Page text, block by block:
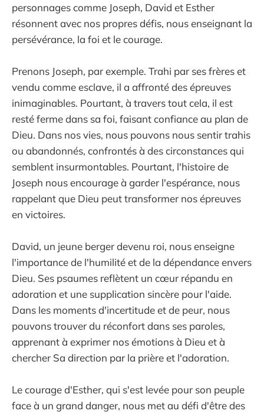
personnages comme Joseph, David et Esther
résonnent avec nos propres défis, nous enseignant la
persévérance, la foi et le courage.
Prenons Joseph, par exemple. Trahi par ses frères et
vendu comme esclave, il a affronté des épreuves
inimaginables. Pourtant, à travers tout cela, il est
resté ferme dans sa foi, faisant confiance au plan de
Dieu. Dans nos vies, nous pouvons nous sentir trahis
ou abandonnés, confrontés à des circonstances qui
semblent insurmontables. Pourtant, l'histoire de
Joseph nous encourage à garder l'espérance, nous
rappelant que Dieu peut transformer nos épreuves
en victoires.
David, un jeune berger devenu roi, nous enseigne
l'importance de l'humilité et de la dépendance envers
Dieu. Ses psaumes reflètent un cœur répandu en
adoration et une supplication sincère pour l'aide.
Dans les moments d'incertitude et de peur, nous
pouvons trouver du réconfort dans ses paroles,
apprenant à exprimer nos émotions à Dieu et à
chercher Sa direction par la prière et l'adoration.
Le courage d'Esther, qui s'est levée pour son peuple
face à un grand danger, nous met au défi d'être des